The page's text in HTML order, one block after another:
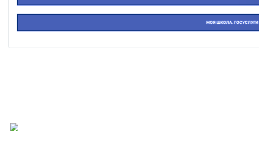
МОЯ ШКОЛА. ГОСУСЛУГИ